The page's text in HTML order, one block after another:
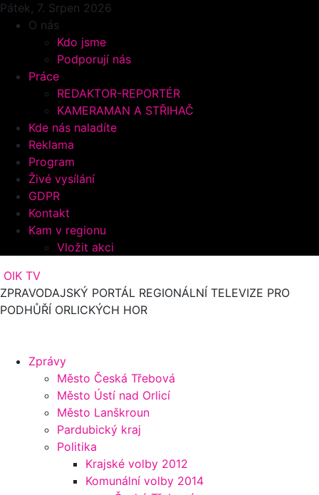
Pátek, 7. Srpen 2026
O nás
Kdo jsme
Podporují nás
Práce
REDAKTOR-REPORTÉR
KAMERAMAN A STŘIHAČ
Kde nás naladíte
Reklama
Program
Živé vysílání
GDPR
Kontakt
Kam v regionu
Vložit akci
OIK TV
ZPRAVODAJSKÝ PORTÁL REGIONÁLNÍ TELEVIZE PRO
PODHŮŘÍ ORLICKÝCH HOR
Zprávy
Město Česká Třebová
Město Ústí nad Orlicí
Město Lanškroun
Pardubický kraj
Politika
Krajské volby 2012
Komunální volby 2014